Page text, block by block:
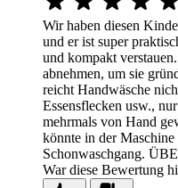
Wir haben diesen
und er ist super
und kompakt
abnehmen, um sie
reicht Handwäsche
Essensflecken usw.,
mehrmals von Hand
könnte in der
Schonwaschgang.
War diese Bewertung